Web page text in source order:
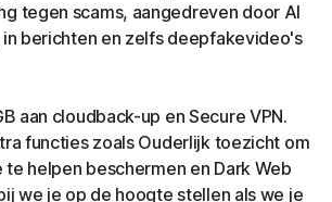
tegen scams, aangedreven door AI
in berichten en zelfs deepfakevideo's
aan cloudback-up en Secure VPN.
functies zoals Ouderlijk toezicht om
te helpen beschermen en Dark Web
we je op de hoogte stellen als we je